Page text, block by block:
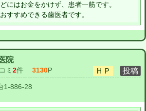
にはお金をかけず、患者一筋です。
すすめできる歯医者です。
院
ミ 2件 3130P
1-886-28